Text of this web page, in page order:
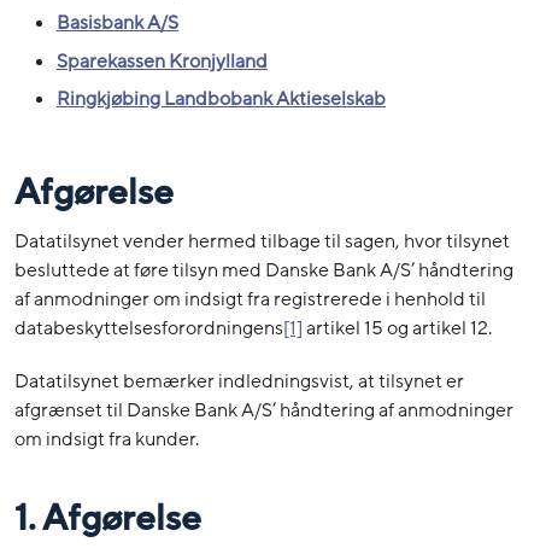
Basisbank A/S
Sparekassen Kronjylland
Ringkjøbing Landbobank Aktieselskab
Afgørelse
Datatilsynet vender hermed tilbage til sagen, hvor tilsynet
besluttede at føre tilsyn med Danske Bank A/S’ håndtering
af anmodninger om indsigt fra registrerede i henhold til
databeskyttelsesforordningens[1]artikel 15 og artikel 12.
Datatilsynet bemærker indledningsvist, at tilsynet er
afgrænset til Danske Bank A/S’ håndtering af anmodninger
om indsigt fra kunder.
1. Afgørelse